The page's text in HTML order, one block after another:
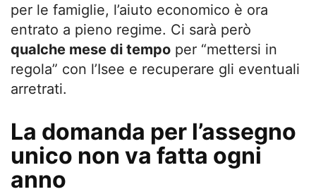
per le famiglie, l’aiuto economico è ora
entrato a pieno regime. Ci sarà però
qualche mese di tempo per “mettersi in
regola” con l’Isee e recuperare gli eventuali
arretrati.
La domanda per l’assegno
unico non va fatta ogni
anno